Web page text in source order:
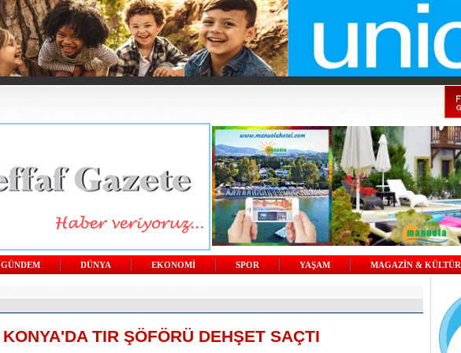
GÜNDEM DÜNYA EKONOMİ SPOR YAŞAM MAGAZİN & KÜLTÜR
KONYA'DA TIR ŞÖFÖRÜ DEHŞET SAÇTI